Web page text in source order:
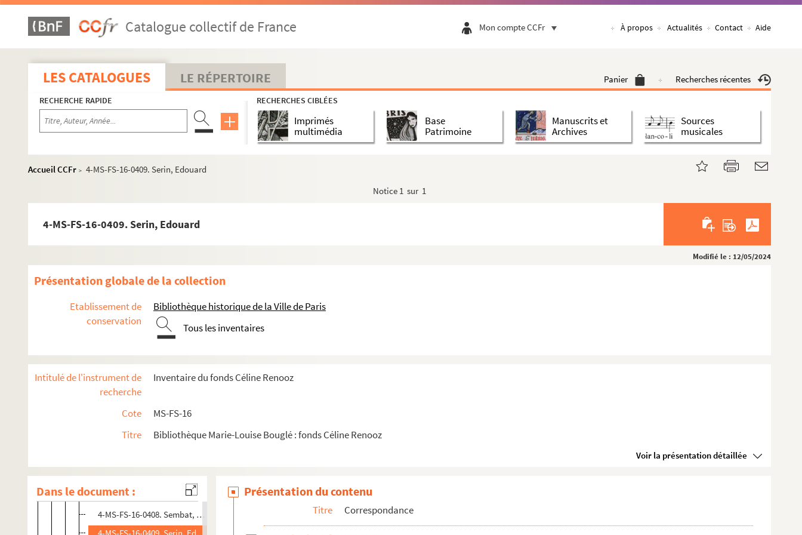
Catalogue collectif de France Mon compte CCFr À propos Actualités Contact Aide
LES CATALOGUES LE RÉPERTOIRE Panier Recherches récentes
RECHERCHE RAPIDE RECHERCHES CIBLÉES
Imprimés
multimédia
Base
Patrimoine
Manuscrits et
Archives
Sources
musicales
Accueil CCFr > 4-MS-FS-16-0409. Serin, Edouard
Notice 1 sur 1
4-MS-FS-16-0409. Serin, Edouard
Modifié le : 12/05/2024
Présentation globale de la collection
Etablissement de
conservation
Bibliothèque historique de la Ville de Paris
Tous les inventaires
Intitulé de l'instrument de
recherche
Inventaire du fonds Céline Renooz
Cote
MS-FS-16
Titre
Bibliothèque Marie-Louise Bouglé : fonds Céline Renooz
Voir la présentation détaillée
Dans le document :
I
J
K
L
M
N
4-MS-FS-16-0395. Saint-Martin, Etienne de
4-MS-FS-16-0397. Salès, Jeanne
4-MS-FS-16-0398. Sangnier, Marc
4-MS-FS-16-0400. Schacre, Monsieur
4-MS-FS-16-0402. Schehour, Madame de
8-MS-FS-16-0210. Schirmacher, Käthe
4-MS-FS-16-0405. Séché, Léon
4-MS-FS-16-0359. Selves, Justin de
4-MS-FS-16-0407. Selys-Longchamp, Edmond de
4-MS-FS-16-0408. Sembat, Marcel
Présentation du contenu
Titre Correspondance